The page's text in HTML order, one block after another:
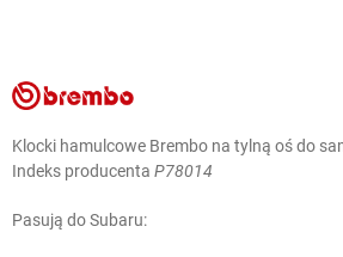
Klocki hamulcowe Brembo na tylną oś do
Indeks producenta P78014
Pasują do Subaru: